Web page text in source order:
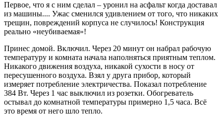
Первое, что я с ним сделал – уронил на асфальт когда доставал
из машины.... Ужас сменился удивлением от того, что никаких
трещин, повреждений корпуса не случилось! Конструкция
реально «неубиваемая»!
Принес домой. Включил. Через 20 минут он набрал рабочую
температуру и комната начала наполняться приятным теплом.
Никакого движения воздуха, никакой сухости в носу от
пересушенного воздуха. Взял у друга прибор, который
измеряет потребление электричества. Показал потребление
384 Вт. Через 1 час выключил из розетки. Обогреватель
остывал до комнатной температуры примерно 1,5 часа. Всё
это время от него шло тепло.